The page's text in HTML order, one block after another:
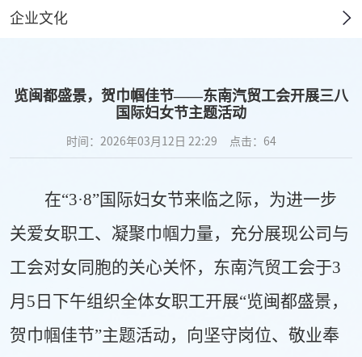
企业文化
览闽都盛景，贺巾帼佳节——东南汽贸工会开展三八
国际妇女节主题活动
时间：2026年03月12日 22:29 点击： 64
在“3·8”国际妇女节来临之际，为进一步
关爱女职工、凝聚巾帼力量，充分展现公司与
工会对女同胞的关心关怀，东南汽贸工会于3
月5日下午组织全体女职工开展“览闽都盛景，
贺巾帼佳节”主题活动，向坚守岗位、敬业奉